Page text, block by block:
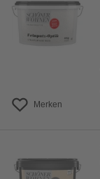
Merken